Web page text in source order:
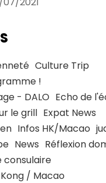
Culture Trip
!
- DALO Echo de
le grill Expat News
Infos HK/Macao
News Réflexion
consulaire
/ Macao